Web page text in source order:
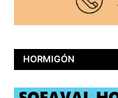
HORMIGÓN